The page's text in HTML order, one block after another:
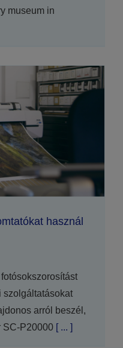
museum in
használ
szolgáltatásokat
arról beszél,
SC-P20000[ ... ]